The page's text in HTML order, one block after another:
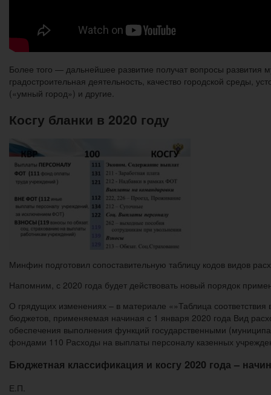
Более того — дальнейшее развитие получат вопросы развития
градостроительная деятельность, качество городской среды,
(«умный город») и другие.
Косгу бланки в 2020 году
Минфин подготовил сопоставительную таблицу кодов видов
Напомним, с 2020 года будет действовать новый порядок
О грядущих изменениях – в материале «»Таблица
бюджетов, применяемая начиная с 1 января 2020 года Вид
обеспечения выполнения функций государственными
фондами 110 Расходы на выплаты персоналу казенных
Бюджетная классификация и косгу 2020 года –
Е.П.